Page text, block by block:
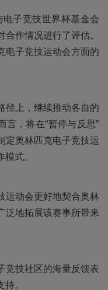
子竞技世界杯基金会
作情况进行了评估。
电子竞技运动会方面的
径上，继续推动各自的
言，将在“暂停与反思”
定奥林匹克电子竞技运
式。
运动会更好地契合奥林
泛地拓展该赛事所带来
竞技社区的海量反馈表
。